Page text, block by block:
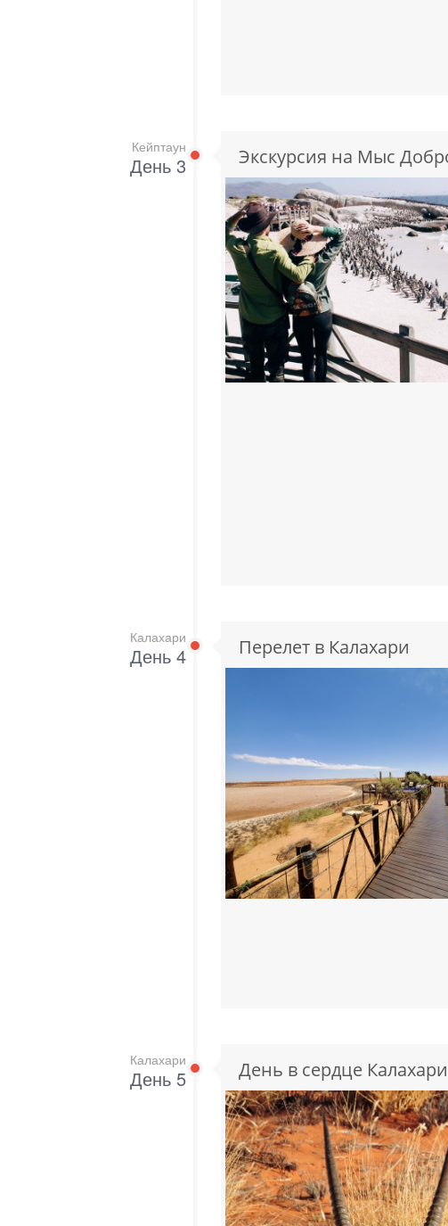
Кейптаун
День 3 Экскурсия на Мыс
Калахари
День 4 Перелет в Калахари
Калахари
День 5 День в сердце